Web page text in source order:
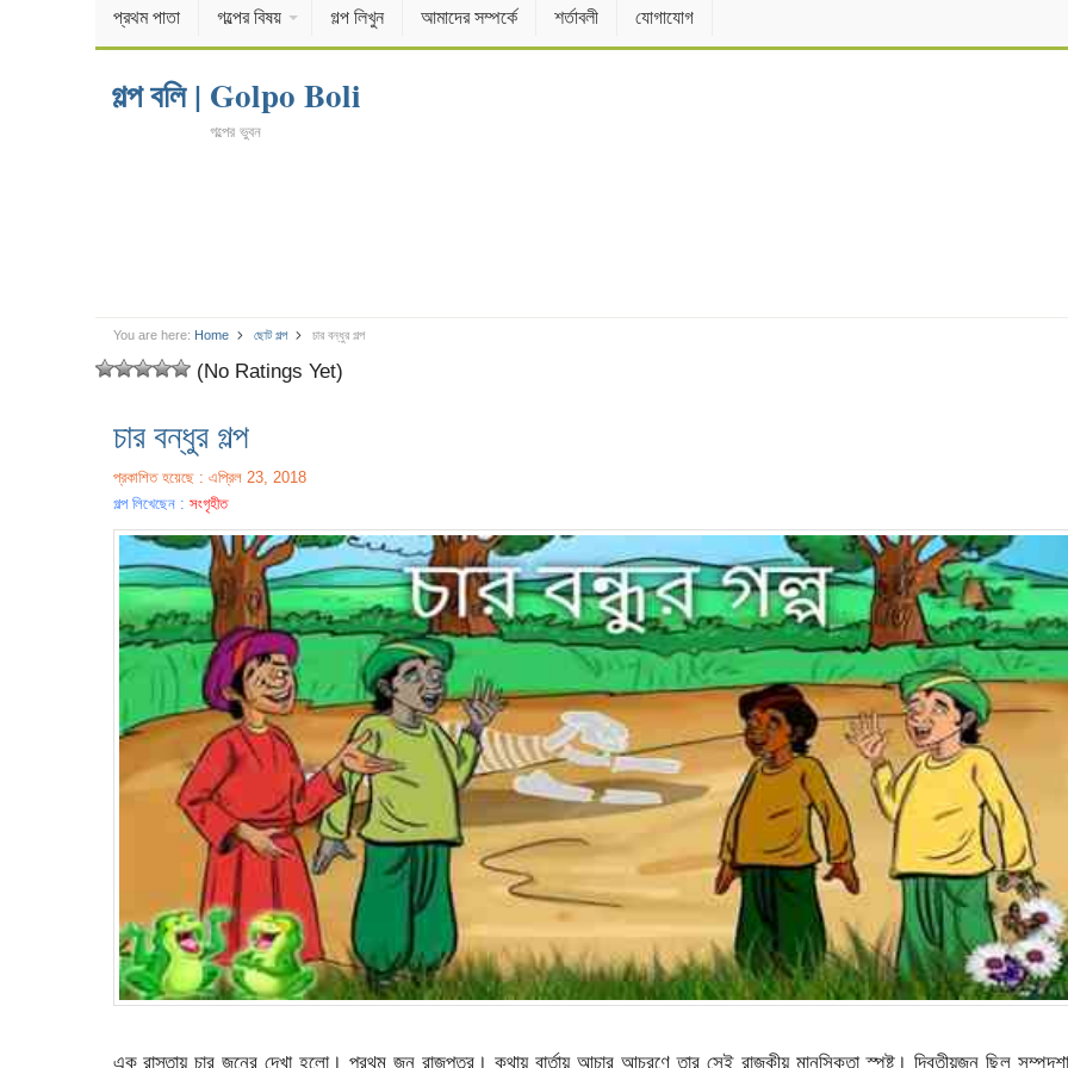
প্রথম পাতা গল্পের বিষয় গল্প লিখুন আমাদের সম্পর্কে শর্তাবলী যোগাযোগ
গল্প বলি | Golpo Boli
গল্পের ভুবন
You are here: Home ছোট গল্প চার বন্ধুর গল্প
(No Ratings Yet)
চার বন্ধুর গল্প
প্রকাশিত হয়েছে : এপ্রিল 23, 2018
গল্প লিখেছেন : সংগৃহীত
এক রাস্তায় চার জনের দেখা হলো। প্রথম জন রাজপুত্র। কথায় বার্তায় আচার আচরণে তার সেই রাজকীয় মানসিকতা স্পষ্ট। দ্বিতীয়জন ছিল